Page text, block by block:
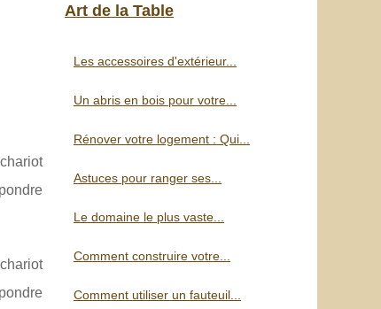
Art de la Table
Les accessoires d'extérieur...
Un abris en bois pour votre...
Rénover votre logement : Qui...
Astuces pour ranger ses...
Le domaine le plus vaste...
Comment construire votre...
Comment utiliser un fauteuil...